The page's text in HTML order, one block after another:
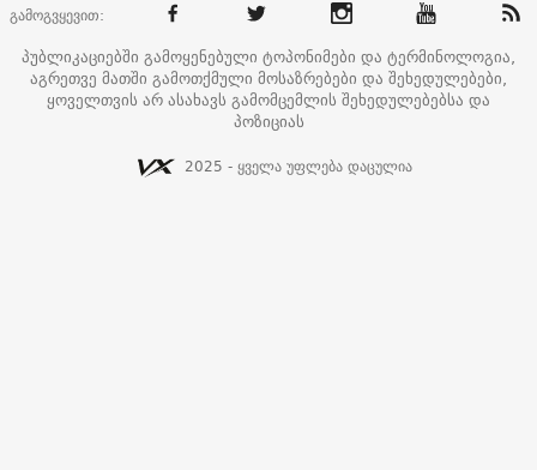
გამოგვყევით:
პუბლიკაციებში გამოყენებული ტოპონიმები და ტერმინოლოგია,
აგრეთვე მათში გამოთქმული მოსაზრებები და შეხედულებები,
ყოველთვის არ ასახავს გამომცემლის შეხედულებებსა და
პოზიციას
2025 - ყველა უფლება დაცულია